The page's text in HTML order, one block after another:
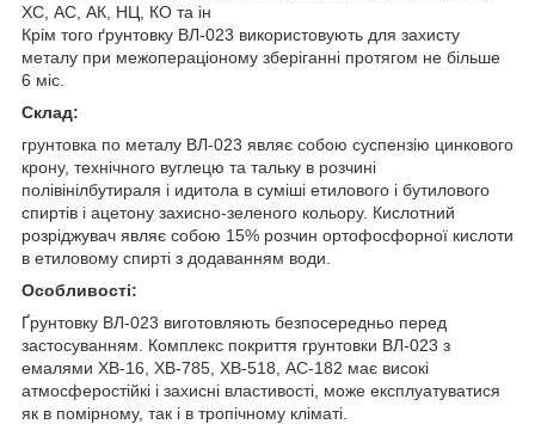
ХС, АС, АК, НЦ, КО та ін
Крім того ґрунтовку ВЛ-023 використовують для захисту
металу при межопераціоному зберіганні протягом не більше
6 міс.
Склад:
грунтовка по металу ВЛ-023 являє собою суспензію цинкового
крону, технічного вуглецю та тальку в розчині
полівінілбутираля і идитола в суміші етилового і бутилового
спиртів і ацетону захисно-зеленого кольору. Кислотний
розріджувач являє собою 15% розчин ортофосфорної кислоти
в етиловому спирті з додаванням води.
Особливості:
Ґрунтовку ВЛ-023 виготовляють безпосередньо перед
застосуванням. Комплекс покриття грунтовки ВЛ-023 з
емалями ХВ-16, ХВ-785, ХВ-518, АС-182 має високі
атмосферостійкі і захисні властивості, може експлуатуватися
як в помірному, так і в тропічному кліматі.